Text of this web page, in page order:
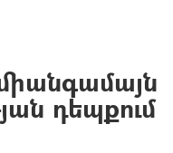
դեպքում